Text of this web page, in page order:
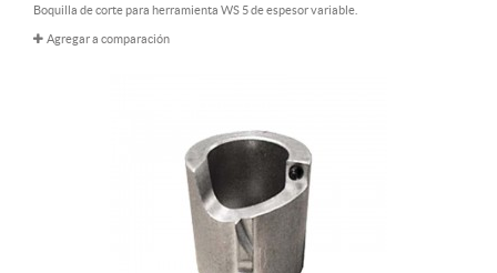
Boquilla de corte para herramienta WS 5 de espesor variable.
Agregar a comparación